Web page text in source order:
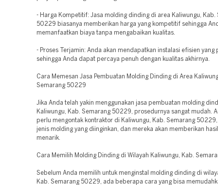
- Harga Kompetitif: Jasa molding dinding di area Kaliwungu, Kab.
50229 biasanya memberikan harga yang kompetitif sehingga
memanfaatkan biaya tanpa mengabaikan kualitas.
- Proses Terjamin: Anda akan mendapatkan instalasi efisien yang
sehingga Anda dapat percaya penuh dengan kualitas akhirnya.
Cara Memesan Jasa Pembuatan Molding Dinding di Area
Semarang 50229
Jika Anda telah yakin menggunakan jasa pembuatan molding
Kaliwungu, Kab. Semarang 50229, prosedurnya sangat mudah.
perlu mengontak kontraktor di Kaliwungu, Kab. Semarang
jenis molding yang diinginkan, dan mereka akan memberikan
menarik.
Cara Memilih Molding Dinding di Wilayah Kaliwungu, Kab.
Sebelum Anda memilih untuk menginstal molding dinding di
Kab. Semarang 50229, ada beberapa cara yang bisa